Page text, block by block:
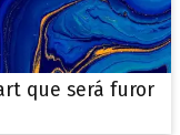
que será furor